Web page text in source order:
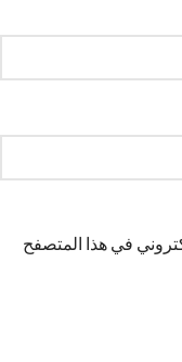
في هذا المتصفح